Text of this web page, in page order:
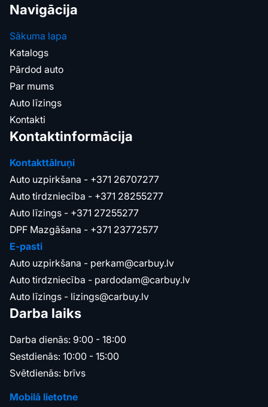
Navigācija
Sākuma lapa
Katalogs
Pārdod auto
Par mums
Auto līzings
Kontakti
Kontaktinformācija
Kontakttālruņi
Auto uzpirkšana - +371 26707277
Auto tirdzniecība - +371 28255277
Auto līzings - +371 27255277
DPF Mazgāšana - +371 23772577
E-pasti
Auto uzpirkšana - perkam@carbuy.lv
Auto tirdzniecība - pardodam@carbuy.lv
Auto līzings - lizings@carbuy.lv
Darba laiks
Darba dienās: 9:00 - 18:00
Sestdienās: 10:00 - 15:00
Svētdienās: brīvs
Mobilā lietotne